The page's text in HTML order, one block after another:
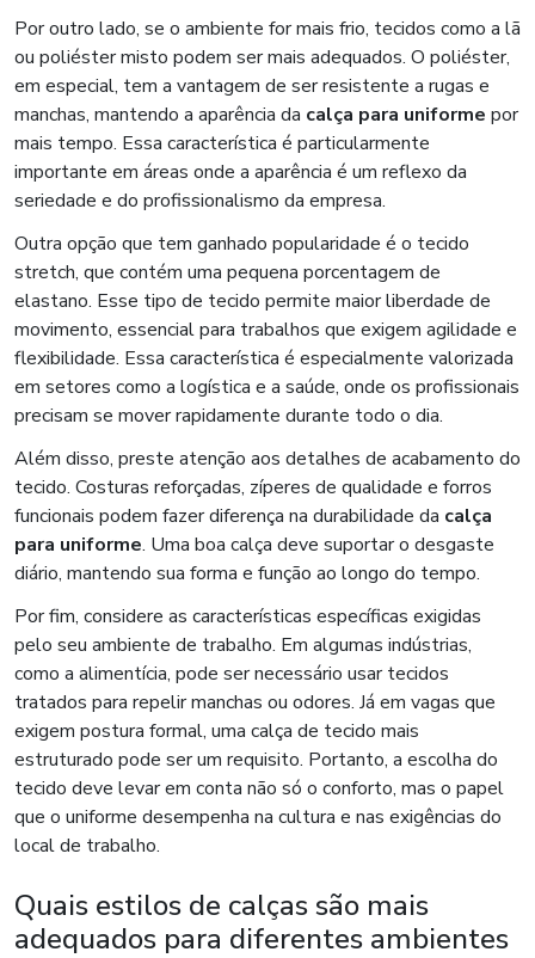
Por outro lado, se o ambiente for mais frio, tecidos como a lã
ou poliéster misto podem ser mais adequados. O poliéster,
em especial, tem a vantagem de ser resistente a rugas e
manchas, mantendo a aparência da calça para uniforme por
mais tempo. Essa característica é particularmente
importante em áreas onde a aparência é um reflexo da
seriedade e do profissionalismo da empresa.
Outra opção que tem ganhado popularidade é o tecido
stretch, que contém uma pequena porcentagem de
elastano. Esse tipo de tecido permite maior liberdade de
movimento, essencial para trabalhos que exigem agilidade e
flexibilidade. Essa característica é especialmente valorizada
em setores como a logística e a saúde, onde os profissionais
precisam se mover rapidamente durante todo o dia.
Além disso, preste atenção aos detalhes de acabamento do
tecido. Costuras reforçadas, zíperes de qualidade e forros
funcionais podem fazer diferença na durabilidade da calça
para uniforme. Uma boa calça deve suportar o desgaste
diário, mantendo sua forma e função ao longo do tempo.
Por fim, considere as características específicas exigidas
pelo seu ambiente de trabalho. Em algumas indústrias,
como a alimentícia, pode ser necessário usar tecidos
tratados para repelir manchas ou odores. Já em vagas que
exigem postura formal, uma calça de tecido mais
estruturado pode ser um requisito. Portanto, a escolha do
tecido deve levar em conta não só o conforto, mas o papel
que o uniforme desempenha na cultura e nas exigências do
local de trabalho.
Quais estilos de calças são mais
adequados para diferentes ambientes